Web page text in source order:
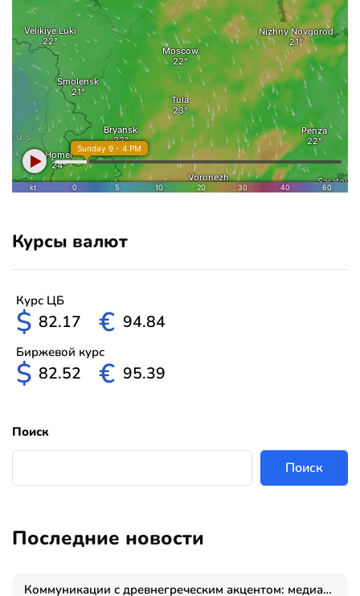
Курсы валют
Курс ЦБ
$ 82.17 € 94.84
Биржевой курс
$ 82.52 € 95.39
Поиск
Поиск
Последние новости
Коммуникации с древнегреческим акцентом: медиаменеджер и журналист Владимир Дергачев запустил коммуникационное агентство «Сократ 2.0»